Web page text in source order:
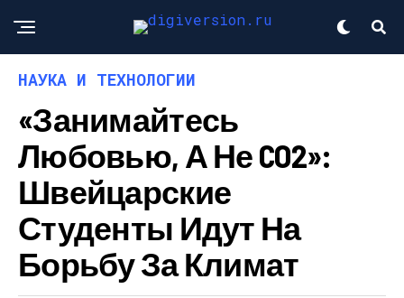
НАУКА И ТЕХНОЛОГИИ
«Занимайтесь
Любовью, А Не CO2»:
Швейцарские
Студенты Идут На
Борьбу За Климат